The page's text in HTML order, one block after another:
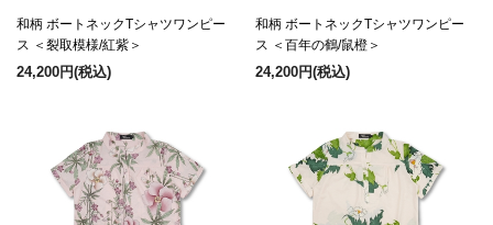
和柄 ボートネックTシャツワンピー
ス ＜裂取模様/紅紫＞
24,200円(税込)
和柄 ボートネックTシャツワンピー
ス ＜百年の鶴/鼠橙＞
24,200円(税込)